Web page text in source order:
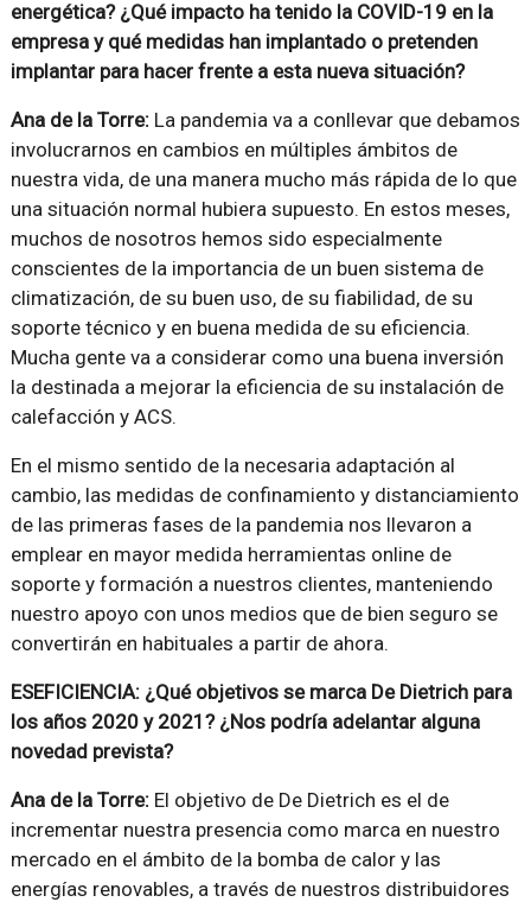
energética? ¿Qué impacto ha tenido la COVID-19 en la
empresa y qué medidas han implantado o pretenden
implantar para hacer frente a esta nueva situación?
Ana de la Torre:La pandemia va a conllevar que debamos
involucrarnos en cambios en múltiples ámbitos de
nuestra vida, de una manera mucho más rápida de lo que
una situación normal hubiera supuesto. En estos meses,
muchos de nosotros hemos sido especialmente
conscientes de la importancia de un buen sistema de
climatización, de su buen uso, de su fiabilidad, de su
soporte técnico y en buena medida de su eficiencia.
Mucha gente va a considerar como una buena inversión
la destinada a mejorar la eficiencia de su instalación de
calefacción y ACS.
En el mismo sentido de la necesaria adaptación al
cambio, las medidas de confinamiento y distanciamiento
de las primeras fases de la pandemia nos llevaron a
emplear en mayor medida herramientas online de
soporte y formación a nuestros clientes, manteniendo
nuestro apoyo con unos medios que de bien seguro se
convertirán en habituales a partir de ahora.
ESEFICIENCIA: ¿Qué objetivos se marca De Dietrich para
los años 2020 y 2021? ¿Nos podría adelantar alguna
novedad prevista?
Ana de la Torre:El objetivo de De Dietrich es el de
incrementar nuestra presencia como marca en nuestro
mercado en el ámbito de la bomba de calor y las
energías renovables, a través de nuestros distribuidores